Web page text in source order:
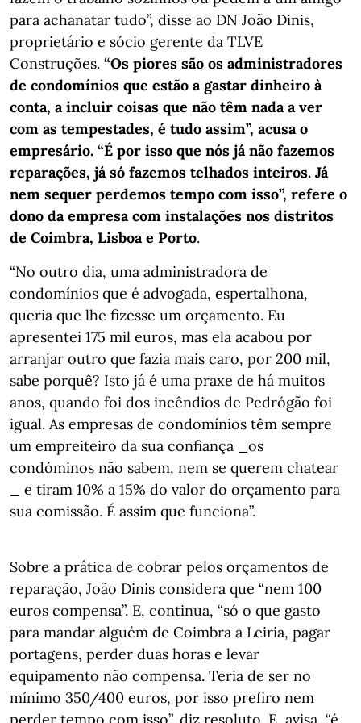
para achanatar tudo”, disse ao DN João Dinis,
proprietário e sócio gerente da TLVE
Construções. “Os piores são os administradores
de condomínios que estão a gastar dinheiro à
conta, a incluir coisas que não têm nada a ver
com as tempestades, é tudo assim”, acusa o
empresário. “É por isso que nós já não fazemos
reparações, já só fazemos telhados inteiros. Já
nem sequer perdemos tempo com isso”, refere o
dono da empresa com instalações nos distritos
de Coimbra, Lisboa e Porto.
“No outro dia, uma administradora de
condomínios que é advogada, espertalhona,
queria que lhe fizesse um orçamento. Eu
apresentei 175 mil euros, mas ela acabou por
arranjar outro que fazia mais caro, por 200 mil,
sabe porquê? Isto já é uma praxe de há muitos
anos, quando foi dos incêndios de Pedrógão foi
igual. As empresas de condomínios têm sempre
um empreiteiro da sua confiança _os
condóminos não sabem, nem se querem chatear
_ e tiram 10% a 15% do valor do orçamento para
sua comissão. É assim que funciona”.
Sobre a prática de cobrar pelos orçamentos de
reparação, João Dinis considera que “nem 100
euros compensa”. E, continua, “só o que gasto
para mandar alguém de Coimbra a Leiria, pagar
portagens, perder duas horas e levar
equipamento não compensa. Teria de ser no
mínimo 350/400 euros, por isso prefiro nem
perder tempo com isso”, diz resoluto. E, avisa, “é